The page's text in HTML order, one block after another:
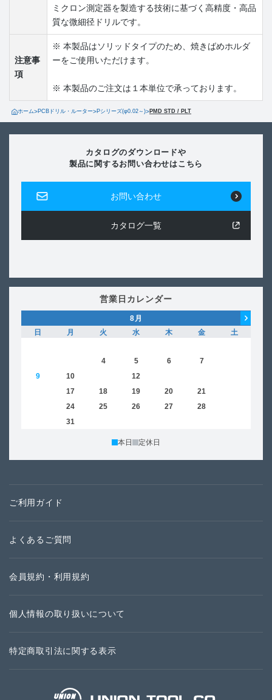
ミクロン測定器を製造する技術に基づく高精度・高品
質な微細径ドリルです。
注意事
項
※ 本製品はソリッドタイプのため、焼きばめホルダ
ーをご使用いただけます。
※ 本製品のご注文は１本単位で承っております。
ホーム>PCBドリル・ルーター>Pシリーズ(φ0.02～)> PMD STD / PLT
カタログのダウンロードや
製品に関するお問い合わせはこちら
お問い合わせ
カタログ一覧
営業日カレンダー
8 月
日
月 火 水 木 金
土
4 5 6 7
9
10 12
17 18 19 20 21
24 25 26 27 28
31
本日 定休日
ご利用ガイド
よくあるご質問
会員規約・利用規約
個人情報の取り扱いについて
特定商取引法に関する表示